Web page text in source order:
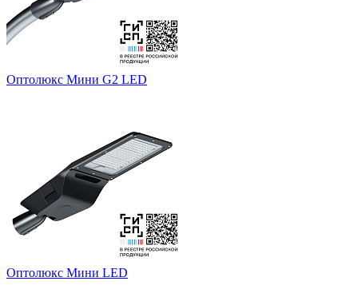
Оптолюкс Мини G2 LED
Оптолюкс Мини LED